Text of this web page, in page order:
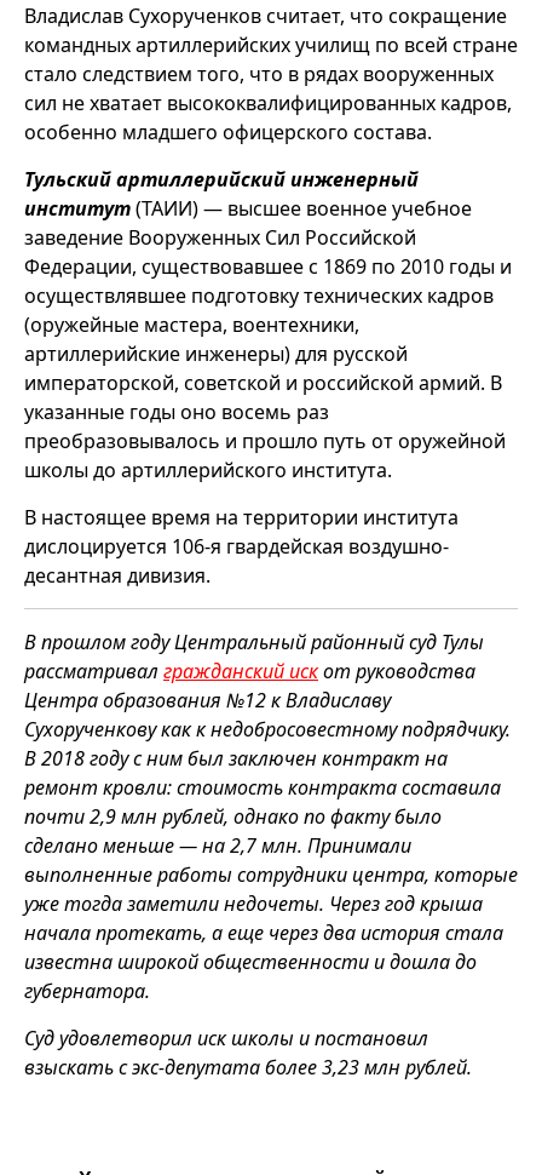
Владислав Сухорученков считает, что сокращение
командных артиллерийских училищ по всей стране
стало следствием того, что в рядах вооруженных
сил не хватает высококвалифицированных кадров,
особенно младшего офицерского состава.
Тульский артиллерийский инженерный
институт(ТАИИ) — высшее военное учебное
заведение Вооруженных Сил Российской
Федерации, существовавшее с 1869 по 2010 годы и
осуществлявшее подготовку технических кадров
(оружейные мастера, воентехники,
артиллерийские инженеры) для русской
императорской, советской и российской армий. В
указанные годы оно восемь раз
преобразовывалось и прошло путь от оружейной
школы до артиллерийского института.
В настоящее время на территории института
дислоцируется 106-я гвардейская воздушно-
десантная дивизия.
В прошлом году Центральный районный суд Тулы
рассматривал гражданский искот руководства
Центра образования №12 к Владиславу
Сухорученкову как к недобросовестному подрядчику.
В 2018 году с ним был заключен контракт на
ремонт кровли: стоимость контракта составила
почти 2,9 млн рублей, однако по факту было
сделано меньше — на 2,7 млн. Принимали
выполненные работы сотрудники центра, которые
уже тогда заметили недочеты. Через год крыша
начала протекать, а еще через два история стала
известна широкой общественности и дошла до
губернатора.
Суд удовлетворил иск школы и постановил
взыскать с экс-депутата более 3,23 млн рублей.